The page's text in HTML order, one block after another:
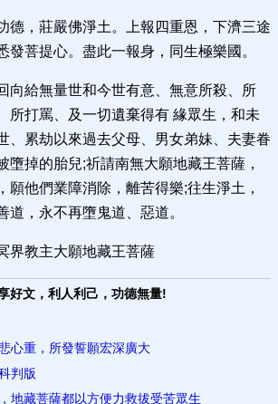
德，莊嚴佛淨土。上報四重恩，下濟三途
發菩提心。盡此一報身，同生極樂國。
向給無量世和今世有意、無意所殺、所
所打罵、及一切遺棄得有 緣眾生，和未
、累劫以來過去父母、男女弟妹、夫妻眷
墮掉的胎兒;祈請南無大願地藏王菩薩，
願他們業障消除，離苦得樂;往生淨土，
道，永不再墮鬼道、惡道。
界教主大願地藏王菩薩
好文，利人利己，功德無量!
心重，所發誓願宏深廣大
判版
地藏菩薩都以方便力救拔受苦眾生